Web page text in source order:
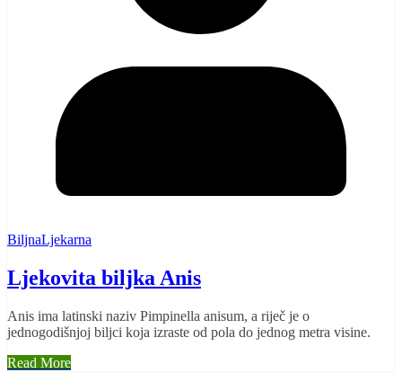
BiljnaLjekarna
Ljekovita biljka Anis
Anis ima latinski naziv Pimpinella anisum, a riječ je o
jednogodišnjoj biljci koja izraste od pola do jednog metra visine.
Read More